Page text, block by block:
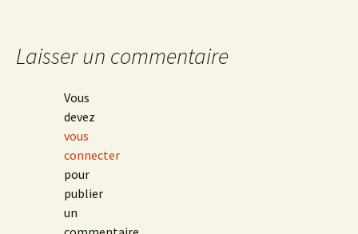
Laisser un commentaire
Vous
devez
vous
connecter
pour
publier
un